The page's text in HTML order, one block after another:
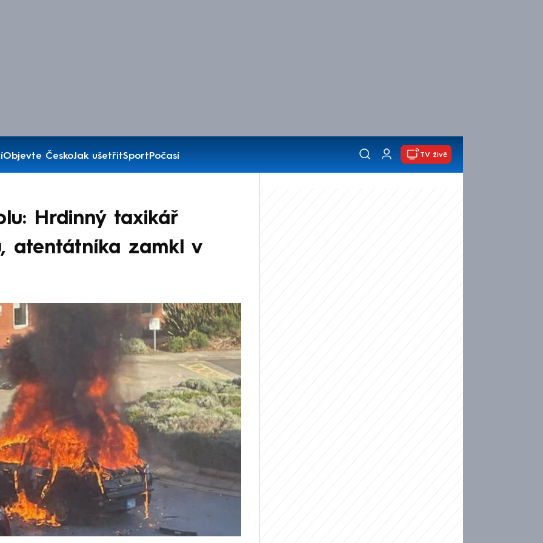
Objevte ČeskoJak ušetřitSportPočasí TV živě
Hrdinný taxikář
atentátníka zamkl v